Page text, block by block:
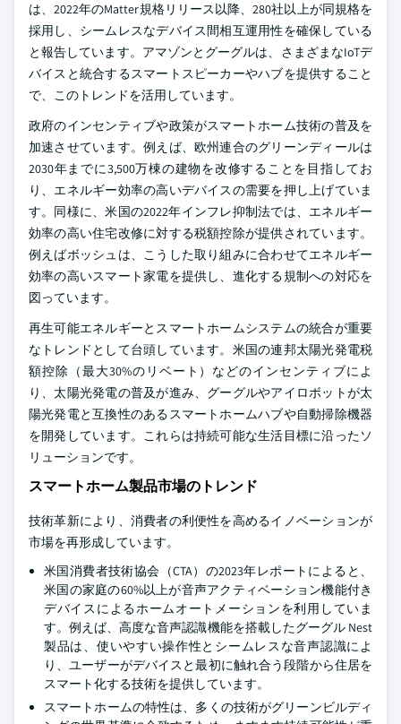
は、2022年のMatter規格リリース以降、280社以上が同規格を
採用し、シームレスなデバイス間相互運用性を確保している
と報告しています。アマゾンとグーグルは、さまざまなIoTデ
バイスと統合するスマートスピーカーやハブを提供すること
で、このトレンドを活用しています。
政府のインセンティブや政策がスマートホーム技術の普及を
加速させています。例えば、欧州連合のグリーンディールは
2030年までに3,500万棟の建物を改修することを目指してお
り、エネルギー効率の高いデバイスの需要を押し上げていま
す。同様に、米国の2022年インフレ抑制法では、エネルギー
効率の高い住宅改修に対する税額控除が提供されています。
例えばボッシュは、こうした取り組みに合わせてエネルギー
効率の高いスマート家電を提供し、進化する規制への対応を
図っています。
再生可能エネルギーとスマートホームシステムの統合が重要
なトレンドとして台頭しています。米国の連邦太陽光発電税
額控除（最大30%のリベート）などのインセンティブによ
り、太陽光発電の普及が進み、グーグルやアイロボットが太
陽光発電と互換性のあるスマートホームハブや自動掃除機器
を開発しています。これらは持続可能な生活目標に沿ったソ
リューションです。
スマートホーム製品市場のトレンド
技術革新により、消費者の利便性を高めるイノベーションが
市場を再形成しています。
米国消費者技術協会（CTA）の2023年レポートによると、
米国の家庭の60%以上が音声アクティベーション機能付き
デバイスによるホームオートメーションを利用していま
す。例えば、高度な音声認識機能を搭載したグーグル Nest
製品は、使いやすい操作性とシームレスな音声認識によ
り、ユーザーがデバイスと最初に触れ合う段階から住居を
スマート化する技術を提供しています。
スマートホームの特性は、多くの技術がグリーンビルディ